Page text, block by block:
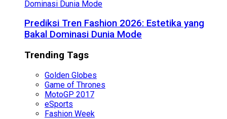
Prediksi Tren Fashion 2026: Estetika yang
Bakal Dominasi Dunia Mode
Trending Tags
Golden Globes
Game of Thrones
MotoGP 2017
eSports
Fashion Week